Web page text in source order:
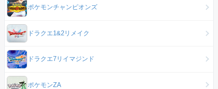
ポケモンチャンピオンズ
ドラクエ1&2リメイク
ドラクエ7リイマジンド
ポケモンZA